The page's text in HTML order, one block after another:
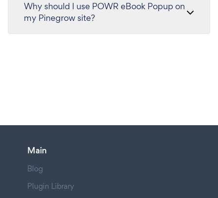
Why should I use POWR eBook Popup on
my Pinegrow site?
Main
Blog
Plugin Library